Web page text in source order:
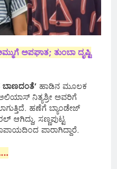
ಅಪಘಾತ; ತುಂಬಾ ದೃಷ್ಟಿ
ಹಾಡಿನ ಮೂಲಕ
ನಿತ್ಯಶ್ರೀ ಅವರಿಗೆ
ಹಣೆಗೆ ಬ್ಯಾಂಡೇಜ್
ಸಣ್ಣಪುಟ್ಟ
ಪಾರಾಗಿದ್ದಾರೆ.